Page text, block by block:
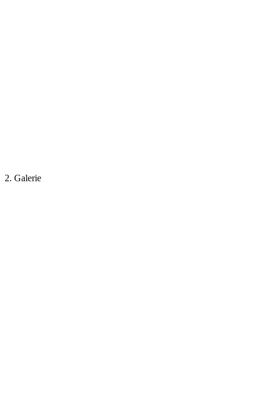
2. Galerie